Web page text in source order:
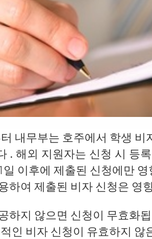
내무부는 호주에서 학생
. 해외 지원자는 신청 시 등
이후에 제출된 신청에만
하여 제출된 비자 신청은 영
하지 않으면 신청이 무효화
인 비자 신청이 유효하지